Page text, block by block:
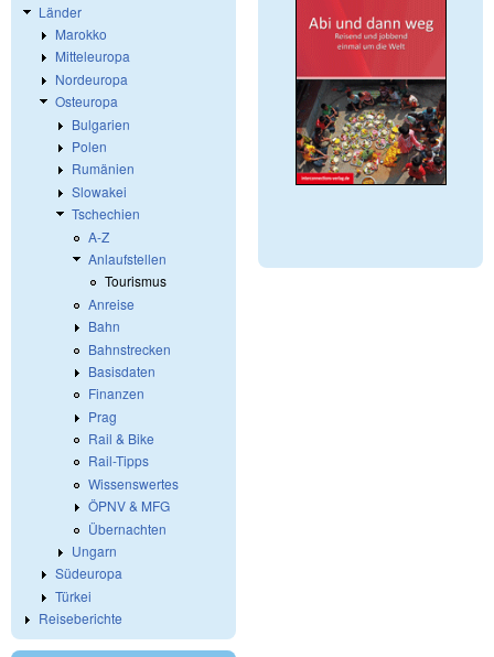
Länder
Marokko
Mitteleuropa
Nordeuropa
Osteuropa
Bulgarien
Polen
Rumänien
Slowakei
Tschechien
A-Z
Anlaufstellen
Tourismus
Anreise
Bahn
Bahnstrecken
Basisdaten
Finanzen
Prag
Rail & Bike
Rail-Tipps
Wissenswertes
ÖPNV & MFG
Übernachten
Ungarn
Südeuropa
Türkei
Reiseberichte